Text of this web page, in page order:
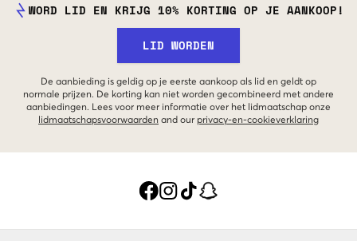
WORD LID EN KRIJG 10% KORTING OP JE AANKOOP!
LID WORDEN
De aanbieding is geldig op je eerste aankoop als lid en geldt op
normale prijzen. De korting kan niet worden gecombineerd met andere
aanbiedingen. Lees voor meer informatie over het lidmaatschap onze
lidmaatschapsvoorwaarden and our privacy-en-cookieverklaring